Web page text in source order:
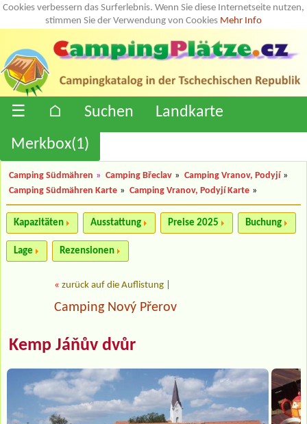
Cookies verbessern das Surferlebnis. Wenn Sie diese Internetseite nutzen,
stimmen Sie der Verwendung von Cookies Mehr Info
☰ ⌂ Suchen
Landkarte
Merkbox(1)
Camping Südmähren » Camping Břeclav » Camping Vranov, Podyjí »
Camping Südmähren Karte » Camping Vranov, Podyjí Karte »
Kapazitäten Ausstattung Preise 2025 Buchung
Lage Rezensionen
« zurück auf die Auflistung
Camping Nový Přerov
Kemp Jáňův dvůr